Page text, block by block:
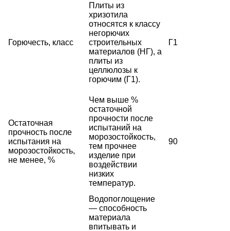
Горючесть, класс
Плиты из
хризотила
относятся к классу
негорючих
строительных
материалов (НГ), а
плиты из
целлюлозы к
горючим (Г1).
Г1
Остаточная
прочность после
испытания на
морозостойкость,
не менее, %
Чем выше %
остаточной
прочности после
испытаний на
морозостойкость,
тем прочнее
изделие при
воздействии
низких
температур.
90
Водопоглощение
— способность
материала
впитывать и